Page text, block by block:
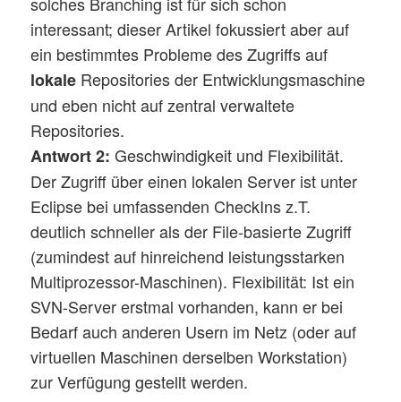
interessant; dieser Artikel fokussiert aber auf
ein bestimmtes Probleme des Zugriffs auf
lokale Repositories der Entwicklungsmaschine
und eben nicht auf zentral verwaltete
Repositories.
Antwort 2: Geschwindigkeit und Flexibilität.
Der Zugriff über einen lokalen Server ist unter
Eclipse bei umfassenden CheckIns z.T.
deutlich schneller als der File-basierte Zugriff
(zumindest auf hinreichend leistungsstarken
Multiprozessor-Maschinen). Flexibilität: Ist ein
SVN-Server erstmal vorhanden, kann er bei
Bedarf auch anderen Usern im Netz (oder auf
virtuellen Maschinen derselben Workstation)
zur Verfügung gestellt werden.